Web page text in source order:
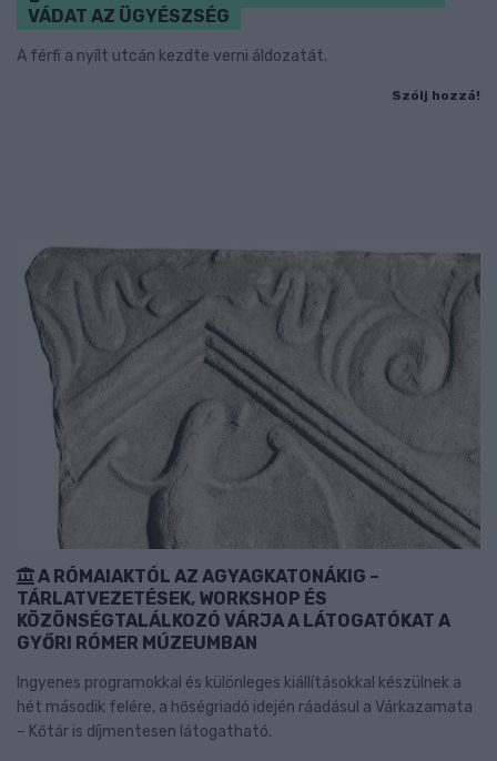
VÁDAT AZ ÜGYÉSZSÉG
A férfi a nyílt utcán kezdte verni áldozatát.
Szólj hozzá!
A RÓMAIAKTÓL AZ AGYAGKATONÁKIG –
TÁRLATVEZETÉSEK, WORKSHOP ÉS
KÖZÖNSÉGTALÁLKOZÓ VÁRJA A LÁTOGATÓKAT A
GYŐRI RÓMER MÚZEUMBAN
Ingyenes programokkal és különleges kiállításokkal készülnek a
hét második felére, a hőségriadó idején ráadásul a Várkazamata
– Kőtár is díjmentesen látogatható.